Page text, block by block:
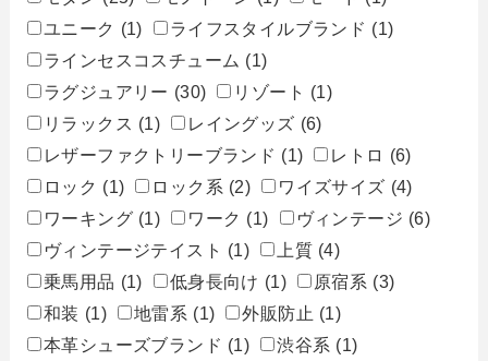
ユニーク (1) ライフスタイルブランド (1)
ラインセスコスチューム (1)
ラグジュアリー (30) リゾート (1)
リラックス (1) レイングッズ (6)
レザーファクトリーブランド (1) レトロ (6)
ロック (1) ロック系 (2) ワイズサイズ (4)
ワーキング (1) ワーク (1) ヴィンテージ (6)
ヴィンテージテイスト (1) 上質 (4)
乗馬用品 (1) 低身長向け (1) 原宿系 (3)
和装 (1) 地雷系 (1) 外販防止 (1)
本革シューズブランド (1) 渋谷系 (1)